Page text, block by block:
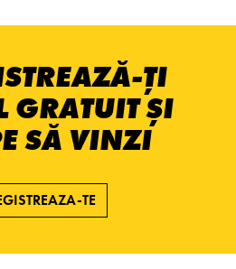
ȚI
GRATUIT ȘI
SĂ VINZI
TE